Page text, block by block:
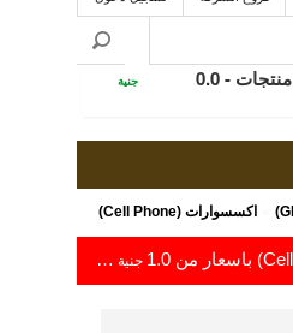
جنية
اكسسوارات (Cell Phone)
جنية إلى 49.4